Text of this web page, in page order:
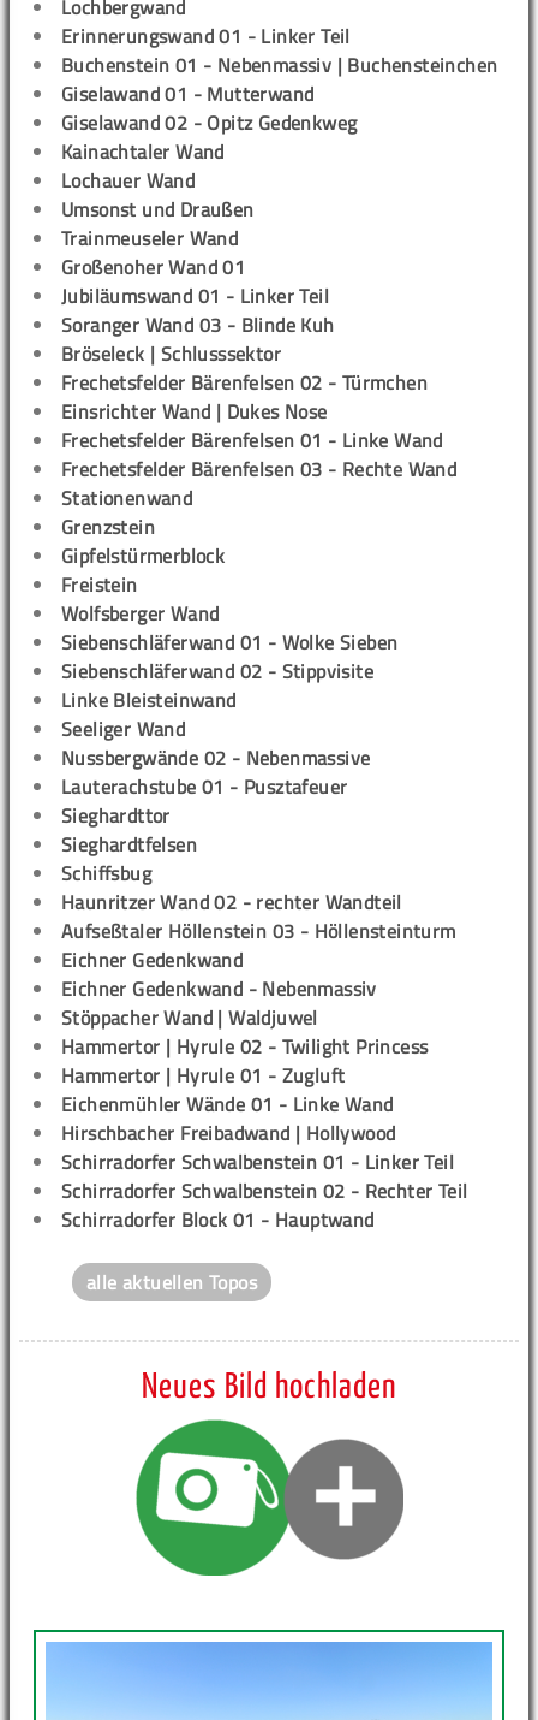
Lochbergwand
Erinnerungswand 01 - Linker Teil
Buchenstein 01 - Nebenmassiv | Buchensteinchen
Giselawand 01 - Mutterwand
Giselawand 02 - Opitz Gedenkweg
Kainachtaler Wand
Lochauer Wand
Umsonst und Draußen
Trainmeuseler Wand
Großenoher Wand 01
Jubiläumswand 01 - Linker Teil
Soranger Wand 03 - Blinde Kuh
Bröseleck | Schlusssektor
Frechetsfelder Bärenfelsen 02 - Türmchen
Einsrichter Wand | Dukes Nose
Frechetsfelder Bärenfelsen 01 - Linke Wand
Frechetsfelder Bärenfelsen 03 - Rechte Wand
Stationenwand
Grenzstein
Gipfelstürmerblock
Freistein
Wolfsberger Wand
Siebenschläferwand 01 - Wolke Sieben
Siebenschläferwand 02 - Stippvisite
Linke Bleisteinwand
Seeliger Wand
Nussbergwände 02 - Nebenmassive
Lauterachstube 01 - Pusztafeuer
Sieghardttor
Sieghardtfelsen
Schiffsbug
Haunritzer Wand 02 - rechter Wandteil
Aufseßtaler Höllenstein 03 - Höllensteinturm
Eichner Gedenkwand
Eichner Gedenkwand - Nebenmassiv
Stöppacher Wand | Waldjuwel
Hammertor | Hyrule 02 - Twilight Princess
Hammertor | Hyrule 01 - Zugluft
Eichenmühler Wände 01 - Linke Wand
Hirschbacher Freibadwand | Hollywood
Schirradorfer Schwalbenstein 01 - Linker Teil
Schirradorfer Schwalbenstein 02 - Rechter Teil
Schirradorfer Block 01 - Hauptwand
alle aktuellen Topos
Neues Bild hochladen